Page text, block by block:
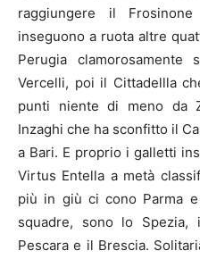
raggiungere il
inseguono a ruota altre
Perugia
Vercelli, poi il Cittadellla
punti niente di meno da
Inzaghi che ha sconfitto il
a Bari. E proprio i galletti
Virtus Entella a metà
più in giù ci cono Parma
squadre, sono lo Spezia,
Pescara e il Brescia.